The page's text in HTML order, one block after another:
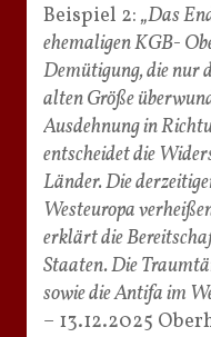
Beispiel 2: „Das
ehemaligen KGB-
Demütigung, die nur
alten Größe
Ausdehnung in
entscheidet die
Länder. Die
Westeuropa
erklärt die
Staaten. Die
sowie die Antifa im
– 13.12.2025